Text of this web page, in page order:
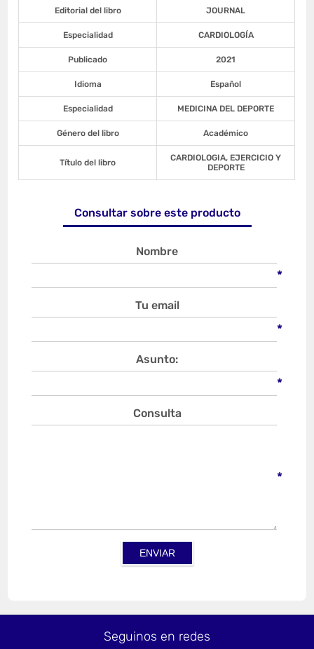
Editorial del libro JOURNAL
Especialidad CARDIOLOGÍA
Publicado 2021
Idioma Español
Especialidad MEDICINA DEL DEPORTE
Género del libro Académico
Título del libro
CARDIOLOGIA, EJERCICIO Y
DEPORTE
Consultar sobre este producto
Nombre
*
Tu email
*
Asunto:
*
Consulta
*
Seguinos en redes